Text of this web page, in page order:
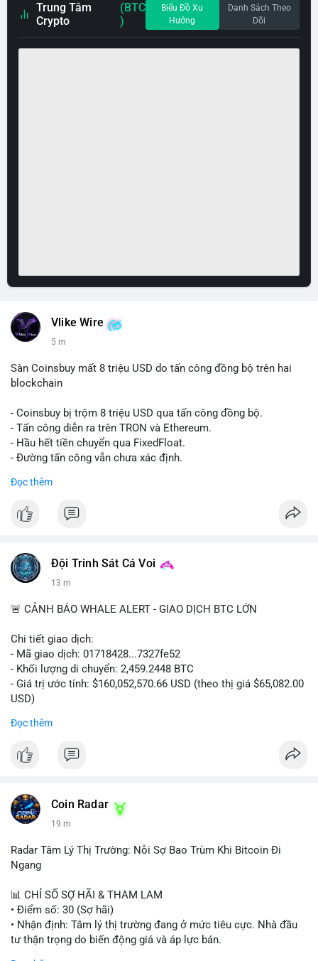
Trung Tâm
Crypto
(BTC
)
Biểu Đồ Xu
Hướng
Danh Sách Theo
Dõi
Vlike Wire
5 m
Sàn Coinsbuy mất 8 triệu USD do tấn công đồng bộ trên hai
blockchain
- Coinsbuy bị trộm 8 triệu USD qua tấn công đồng bộ.
- Tấn công diễn ra trên TRON và Ethereum.
- Hầu hết tiền chuyển qua FixedFloat.
- Đường tấn công vẫn chưa xác định.
#binancesquare
$trx $eth
📰 Nguồn: CoinDesk
Đọc thêm
Đội Trinh Sát Cá Voi
13 m
🚨 CẢNH BÁO WHALE ALERT - GIAO DỊCH BTC LỚN
Chi tiết giao dịch:
- Mã giao dịch: 01718428...7327fe52
- Khối lượng di chuyển: 2,459.2448 BTC
- Giá trị ước tính: $160,052,570.66 USD (theo thị giá $65,082.00
USD)
Khối lượng 2,459 BTC tương đương hơn 160 triệu USD được
việc di chuyển số lượng lớn này có thể phục vụ mục đích tái
phân bổ danh mục sang ví lạnh để nắm giữ dài hạn, hoặc
Động thái này có thể tạo áp lực tâm lý ngắn hạn lên thị trường
khi nhà đầu tư nhỏ lẻ lo ngại về khả năng bán tháo. Tuy nhiên,
xu hướng trung hạn.
Lời khuyên cho nhà đầu tư nhỏ lẻ:
Hãy theo dõi sát các giao dịch tiếp theo từ địa chỉ ví nguồn để
Đọc thêm
Coin Radar
19 m
Radar Tâm Lý Thị Trường: Nỗi Sợ Bao Trùm Khi Bitcoin Đi
Ngang
📊 CHỈ SỐ SỢ HÃI & THAM LAM
• Điểm số: 30 (Sợ hãi)
• Nhận định: Tâm lý thị trường đang ở mức tiêu cực. Nhà đầu
tư thận trọng do biến động giá và áp lực bán.